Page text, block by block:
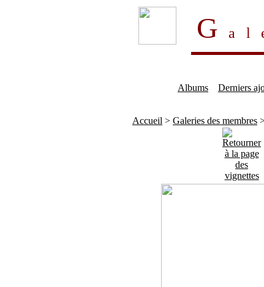
G
Albums
Derniers
Accueil > Galeries des membres